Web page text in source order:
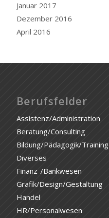
Januar 2017
Dezember 2016
April 2016
Berufsfelder
Assistenz/Administration
Beratung/Consulting
Bildung/Pädagogik/Training
Diverses
Finanz-/Bankwesen
Grafik/Design/Gestaltung
Handel
HR/Personalwesen